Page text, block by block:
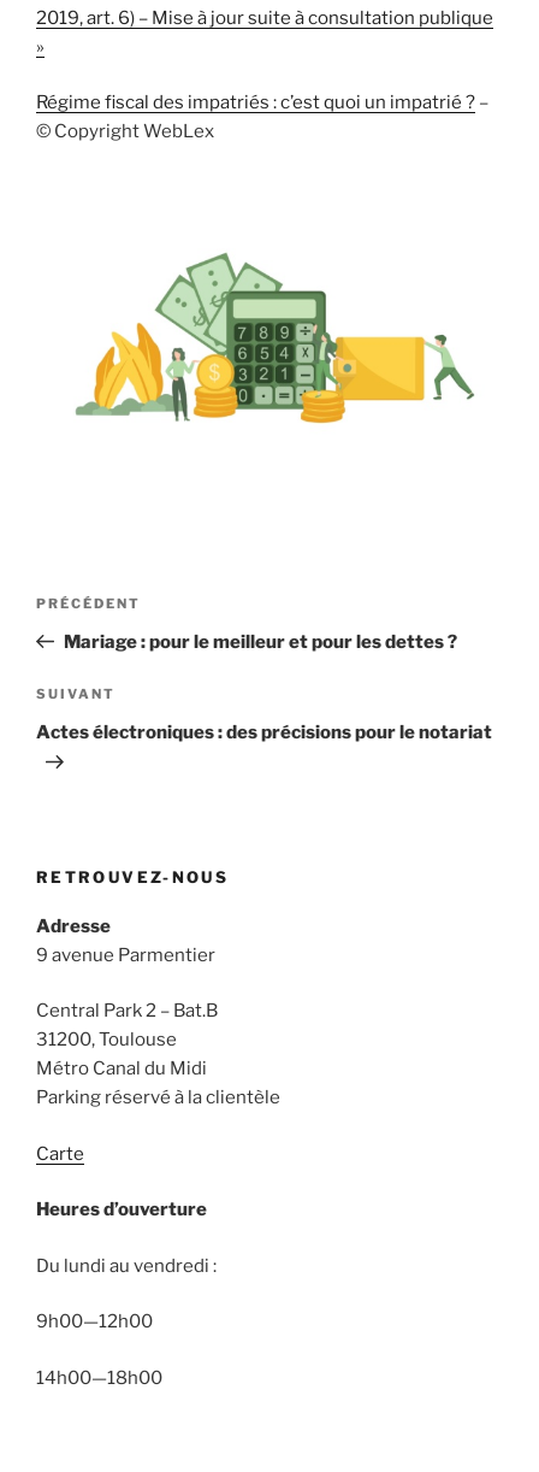
2019, art. 6) – Mise à jour suite à consultation publique
»
Régime fiscal des impatriés : c’est quoi un impatrié ? –
© Copyright WebLex
Navigation
l’article
Article
précédent
PRÉCÉDENT
Mariage : pour le meilleur et pour les dettes ?
Article
suivant
SUIVANT
Actes électroniques : des précisions pour le notariat
RETROUVEZ-NOUS
Adresse
9 avenue Parmentier
Central Park 2 – Bat.B
31200, Toulouse
Métro Canal du Midi
Parking réservé à la clientèle
Carte
Heures d’ouverture
Du lundi au vendredi :
9h00—12h00
14h00—18h00